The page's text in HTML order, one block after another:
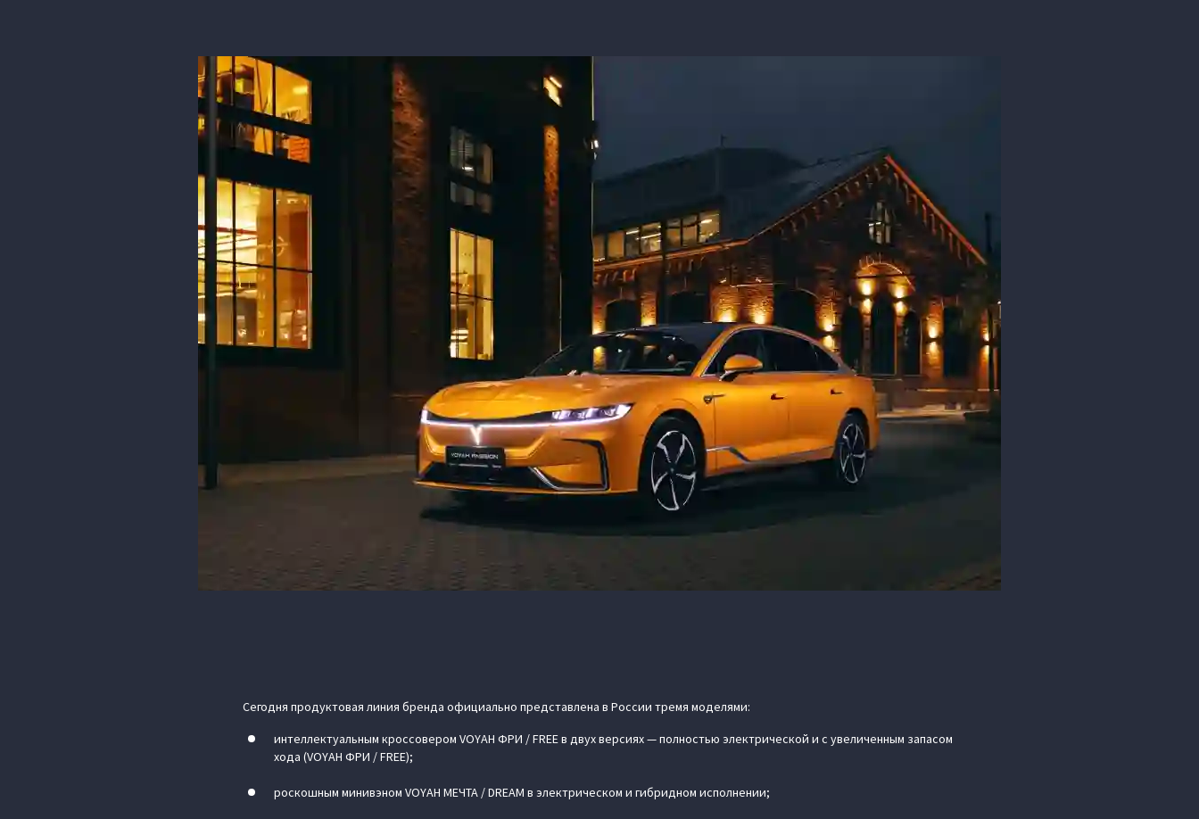
Сегодня продуктовая линия бренда официально представлена в России тремя моделями:
интеллектуальным кроссовером VOYAH ФРИ / FREE в двух версиях — полностью электрической и с увеличенным запасом
хода (VOYAH ФРИ / FREE);
роскошным минивэном VOYAH МЕЧТА / DREAM в электрическом и гибридном исполнении;